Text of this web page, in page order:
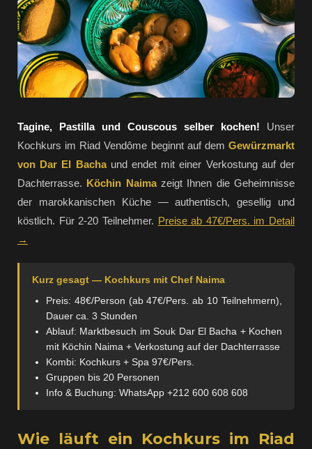
Tagine, Pastilla und Couscous selber kochen! Unser
Kochkurs im Riad Vendôme beginnt auf dem Gewürzmarkt
von Dar El Bachaund endet mit einer Verkostung auf der
Dachterrasse. Köchin Naimazeigt Ihnen die Geheimnisse
der marokkanischen Küche — authentisch, gesellig und
köstlich. Für 2-20 Teilnehmer. Preise ab 47€/Pers. im Detail
→
Kurz gesagt — Kochkurs mit Chef Naima
Preis: 48€/Person (ab 47€/Pers. ab 10 Teilnehmern),
Dauer ca. 3 Stunden
Ablauf: Marktbesuch im Souk Dar El Bacha + Kochen
mit Köchin Naima + Verkostung auf der Dachterrasse
Kombi: Kochkurs + Spa 97€/Pers.
Gruppen bis 20 Personen
Info & Buchung: WhatsApp +212 600 608 608
Wie läuft ein Kochkurs im Riad